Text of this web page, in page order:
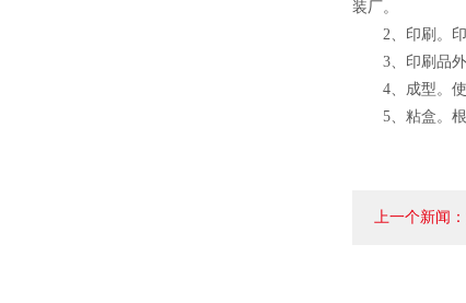
装厂。
2、印刷。印
3、印刷品外
4、成型。使
5、粘盒。根
上一个新闻：